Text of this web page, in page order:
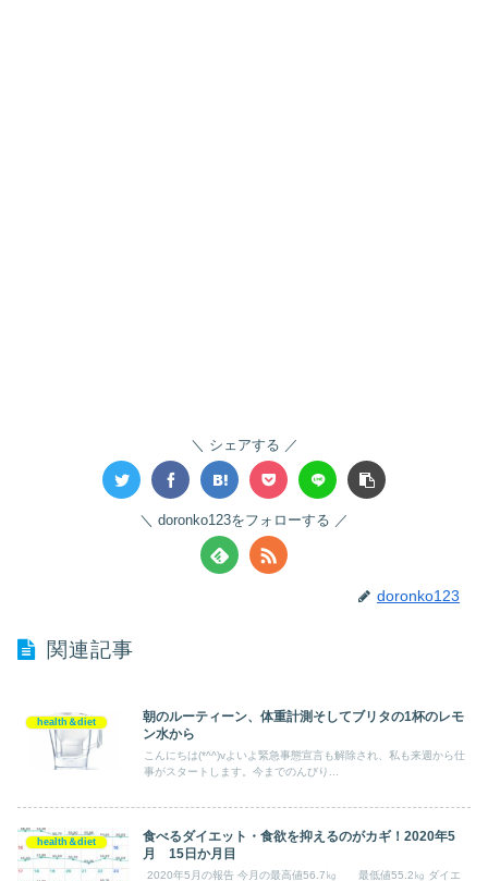
シェアする
doronko123をフォローする
doronko123
関連記事
health＆diet
朝のルーティーン、体重計測そしてブリタの1杯のレモ
ン水から
こんにちは(*^^)vよいよ緊急事態宣言も解除され、私も来週から仕
事がスタートします。今までのんびり...
health＆diet
食べるダイエット・食欲を抑えるのがカギ！2020年5
月 15日か月目
2020年5月の報告 今月の最高値56.7㎏ 最低値55.2㎏ ダイエ